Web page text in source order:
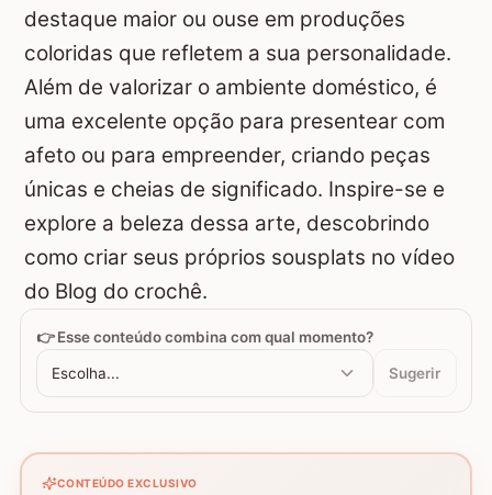
destaque maior ou ouse em produções
coloridas que refletem a sua personalidade.
Além de valorizar o ambiente doméstico, é
uma excelente opção para presentear com
afeto ou para empreender, criando peças
únicas e cheias de significado. Inspire-se e
explore a beleza dessa arte, descobrindo
como criar seus próprios sousplats no vídeo
do Blog do crochê.
👉 Esse conteúdo combina com qual momento?
Escolha... Sugerir
CONTEÚDO EXCLUSIVO